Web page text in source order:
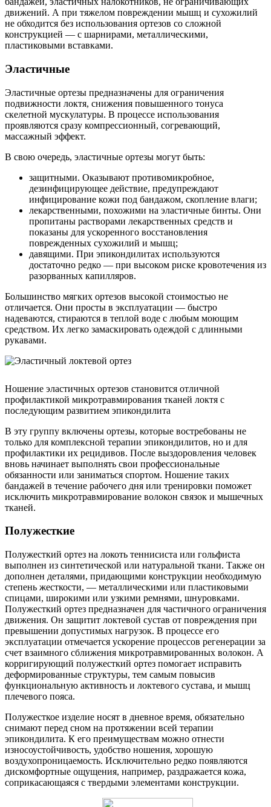
движений. А при тяжелом повреждении мышц и сухожилий
не обходится без использования ортезов со сложной
конструкцией — с шарнирами, металлическими,
пластиковыми вставками.
Эластичные
Эластичные ортезы предназначены для ограничения
подвижности локтя, снижения повышенного тонуса
скелетной мускулатуры. В процессе использования
проявляются сразу компрессионный, согревающий,
массажный эффект.
В свою очередь, эластичные ортезы могут быть:
защитными. Оказывают противомикробное,
дезинфицирующее действие, предупреждают
инфицирование кожи под бандажом, скопление влаги;
лекарственными, похожими на эластичные бинты. Они
пропитаны растворами лекарственных средств и
показаны для ускоренного восстановления
поврежденных сухожилий и мышц;
давящими. При эпикондилитах используются
достаточно редко — при высоком риске кровотечения из
разорванных капилляров.
Большинство мягких ортезов высокой стоимостью не
отличается. Они просты в эксплуатации — быстро
надеваются, стираются в теплой воде с любым моющим
средством. Их легко замаскировать одеждой с длинными
рукавами.
Ношение эластичных ортезов становится отличной
профилактикой микротравмирования тканей локтя с
последующим развитием эпикондилита
В эту группу включены ортезы, которые востребованы не
только для комплексной терапии эпикондилитов, но и для
профилактики их рецидивов. После выздоровления человек
вновь начинает выполнять свои профессиональные
обязанности или заниматься спортом. Ношение таких
бандажей в течение рабочего дня или тренировки поможет
исключить микротравмирование волокон связок и мышечных
тканей.
Полужесткие
Полужесткий ортез на локоть теннисиста или гольфиста
выполнен из синтетической или натуральной ткани. Также он
дополнен деталями, придающими конструкции необходимую
степень жесткости, — металлическими или пластиковыми
спицами, широкими или узкими ремнями, шнуровками.
Полужесткий ортез предназначен для частичного ограничения
движения. Он защитит локтевой сустав от повреждения при
превышении допустимых нагрузок. В процессе его
эксплуатации отмечается ускорение процессов регенерации за
счет взаимного сближения микротравмированных волокон. А
корригирующий полужесткий ортез помогает исправить
деформированные структуры, тем самым повысив
функциональную активность и локтевого сустава, и мышц
плечевого пояса.
Полужесткое изделие носят в дневное время, обязательно
снимают перед сном на протяжении всей терапии
эпикондилита. К его преимуществам можно отнести
износоустойчивость, удобство ношения, хорошую
воздухопроницаемость. Исключительно редко появляются
дискомфортные ощущения, например, раздражается кожа,
соприкасающаяся с твердыми элементами конструкции.